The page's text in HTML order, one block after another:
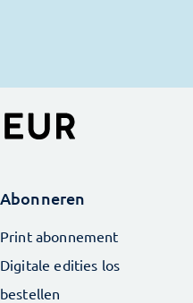
Abonneren
Print abonnement
Digitale edities los
bestellen